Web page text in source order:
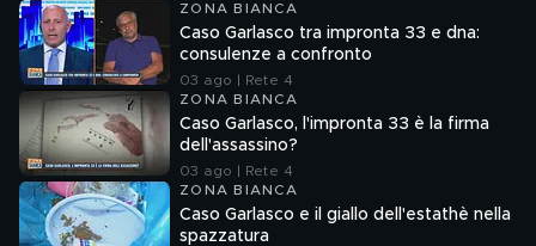
ZONA BIANCA
Caso Garlasco tra impronta 33 e dna:
consulenze a confronto
03 ago | Rete 4
ZONA BIANCA
Caso Garlasco, l'impronta 33 è la firma
dell'assassino?
03 ago | Rete 4
ZONA BIANCA
Caso Garlasco e il giallo dell'estathè nella
spazzatura